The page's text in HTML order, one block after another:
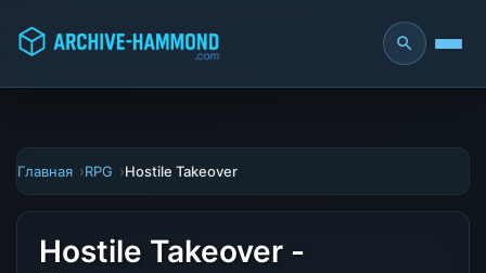
Главная RPG Hostile Takeover
Hostile Takeover -